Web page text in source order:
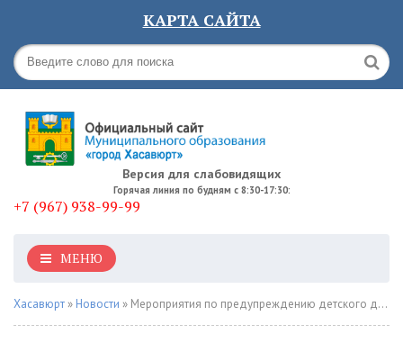
КАРТА САЙТА
Версия для слабовидящих
Горячая линия по будням с 8:30-17:30:
+7 (967) 938-99-99
МЕНЮ
Хасавюрт » Новости » Мероприятия по предупреждению детского дорожно-транспортного травматизма продолжаются в Хасавюрте